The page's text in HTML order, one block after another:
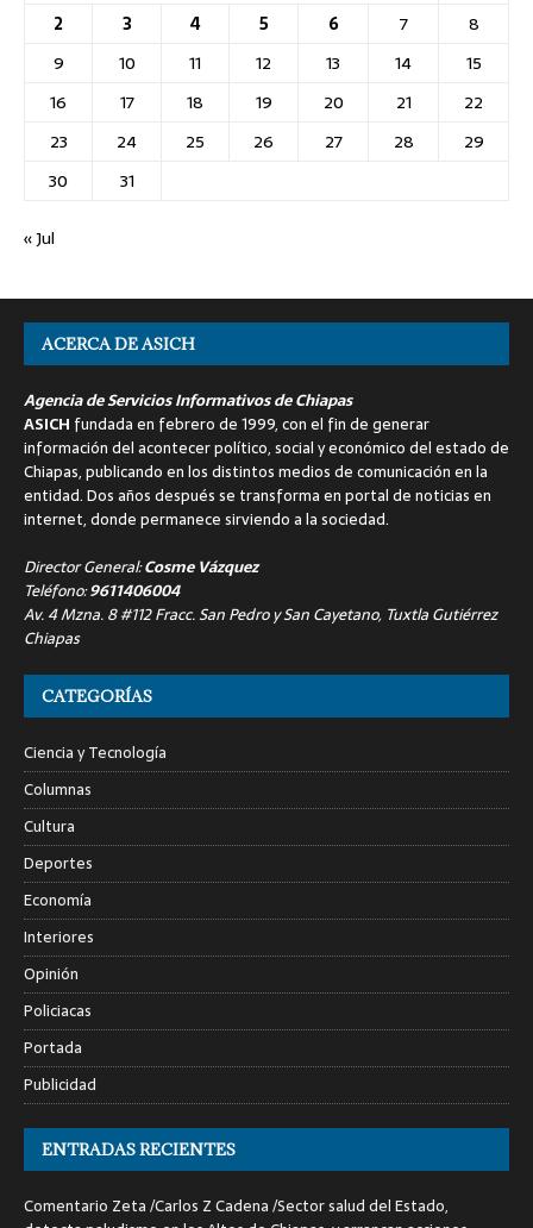
2
3 4 5 6 7
8
9
10 11 12 13 14
15
16
17 18 19 20 21
22
23
24 25 26 27 28
29
30
31
« Jul
ACERCA DE ASICH
Agencia de Servicios Informativos de Chiapas
ASICH fundada en febrero de 1999, con el fin de generar
información del acontecer político, social y económico del estado de
Chiapas, publicando en los distintos medios de comunicación en la
entidad. Dos años después se transforma en portal de noticias en
internet, donde permanece sirviendo a la sociedad.
Director General:Cosme Vázquez
Teléfono:9611406004
Av. 4 Mzna. 8 #112 Fracc. San Pedro y San Cayetano, Tuxtla Gutiérrez
Chiapas
CATEGORÍAS
Ciencia y Tecnología
Columnas
Cultura
Deportes
Economía
Interiores
Opinión
Policiacas
Portada
Publicidad
ENTRADAS RECIENTES
Comentario Zeta /Carlos Z Cadena /Sector salud del Estado,